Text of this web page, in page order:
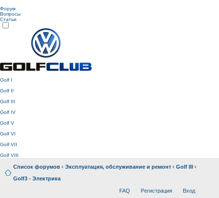
Форум
Вопросы
Статьи
Golf I
Golf II
Golf III
Golf IV
Golf V
Golf VI
Golf VII
Golf VIII
Список форумов ‹ Эксплуатация, обслуживание и ремонт ‹ Golf III ‹
Golf3 - Электрика
FAQ Регистрация Вход